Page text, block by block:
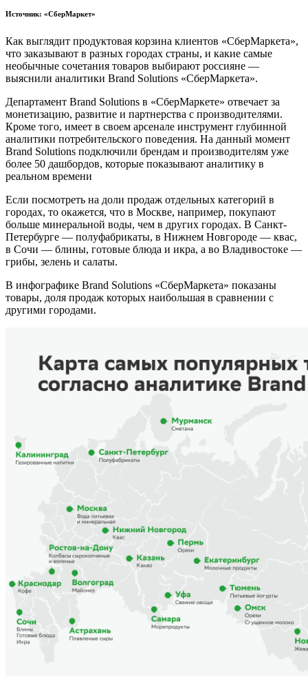
Источник: «СберМаркет»
Как выглядит продуктовая корзина клиентов «СберМаркета»,
что заказывают в разных городах страны, и какие самые
необычные сочетания товаров выбирают россияне —
выяснили аналитики Brand Solutions «СберМаркета».
Департамент Brand Solutions в «СберМаркете» отвечает за
монетизацию, развитие и партнерства с производителями.
Кроме того, имеет в своем арсенале инструмент глубинной
аналитики потребительского поведения. На данный момент
Brand Solutions подключили брендам и производителям уже
более 50 дашбордов, которые показывают аналитику в
реальном времени
Если посмотреть на доли продаж отдельных категорий в
городах, то окажется, что в Москве, например, покупают
больше минеральной воды, чем в других городах. В Санкт-
Петербурге — полуфабрикаты, в Нижнем Новгороде — квас,
в Сочи — блины, готовые блюда и икра, а во Владивостоке —
грибы, зелень и салаты.
В инфографике Brand Solutions «СберМаркета» показаны
товары, доля продаж которых наибольшая в сравнении с
другими городами.